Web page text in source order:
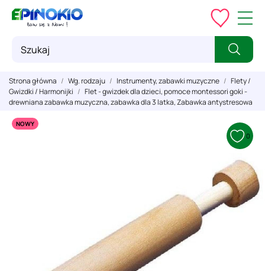
Strona główna Wg. rodzaju Instrumenty, zabawki muzyczne
Flety /
Gwizdki / Harmonijki
Flet - gwizdek dla dzieci, pomoce montessori goki -
drewniana zabawka muzyczna, zabawka dla 3 latka, Zabawka antystresowa
NOWY
0